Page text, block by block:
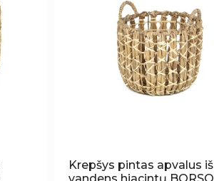
Krepšys pintas apvalus iš
vandens hiacintų BORSO